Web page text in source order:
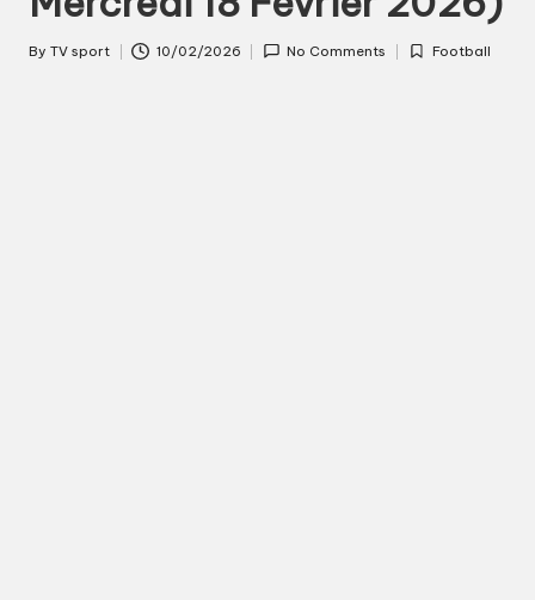
sPosted
By TV sport 10/02/2026 No Comments
Posted
Football